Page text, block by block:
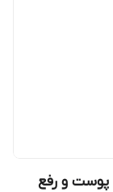
تیره پوست و رفع